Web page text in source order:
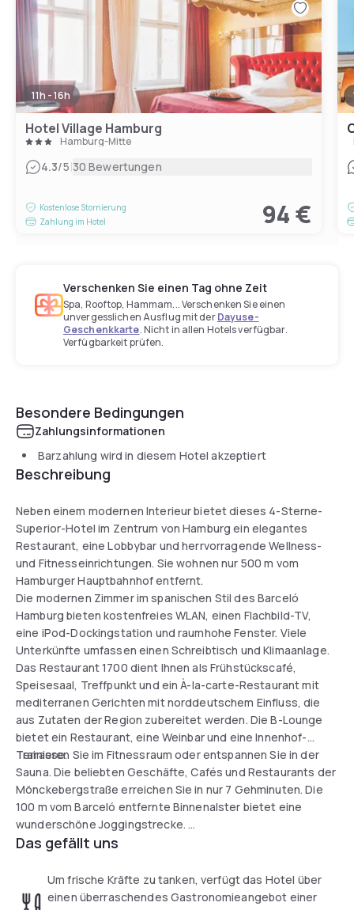
11h - 16h
Hotel Village Hamburg
Hamburg-Mitte
4.3/5|30 Bewertungen
Kostenlose Stornierung
Zahlung im Hotel
94 €
Verschenken Sie einen Tag ohne Zeit
Spa, Rooftop, Hammam... Verschenken Sie einen
unvergesslichen Ausflug mit derDayuse-
Geschenkkarte. Nicht in allen Hotels verfügbar.
Verfügbarkeit prüfen.
Besondere Bedingungen
Zahlungsinformationen
Barzahlung wird in diesem Hotel akzeptiert
Beschreibung
Neben einem modernen Interieur bietet dieses 4-Sterne-
Superior-Hotel im Zentrum von Hamburg ein elegantes
Restaurant, eine Lobbybar und herrvorragende Wellness-
und Fitnesseinrichtungen. Sie wohnen nur 500 m vom
Hamburger Hauptbahnhof entfernt.
Die modernen Zimmer im spanischen Stil des Barceló
Hamburg bieten kostenfreies WLAN, einen Flachbild-TV,
eine iPod-Dockingstation und raumhohe Fenster. Viele
Unterkünfte umfassen einen Schreibtisch und Klimaanlage.
Das Restaurant 1700 dient Ihnen als Frühstückscafé,
Speisesaal, Treffpunkt und ein À-la-carte-Restaurant mit
mediterranen Gerichten mit norddeutschem Einfluss, die
aus Zutaten der Region zubereitet werden. Die B-Lounge
bietet ein Restaurant, eine Weinbar und eine Innenhof-
Terrasse.
Trainieren Sie im Fitnessraum oder entspannen Sie in der
Sauna. Die beliebten Geschäfte, Cafés und Restaurants der
Mönckebergstraße erreichen Sie in nur 7 Gehminuten. Die
100 m vom Barceló entfernte Binnenalster bietet eine
wunderschöne Joggingstrecke.
am Jungfernstieg und dem Neuen Wall. Hamburg Zentrum -
Altstadt ist bei Reisenden, die an Shoppen, Essen und Kultur
Das gefällt uns
Um frische Kräfte zu tanken, verfügt das Hotel über
einen überraschendes Gastronomieangebot einer